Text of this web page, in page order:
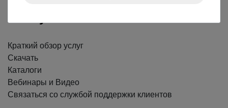
Краткий обзор услуг
Скачать
Каталоги
Вебинары и Видео
Связаться со службой поддержки клиентов